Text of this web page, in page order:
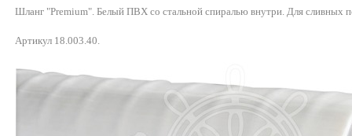
Шланг "Premium". Белый ПВХ со стальной спиралью внутри. Для сливных
Артикул 18.003.40.